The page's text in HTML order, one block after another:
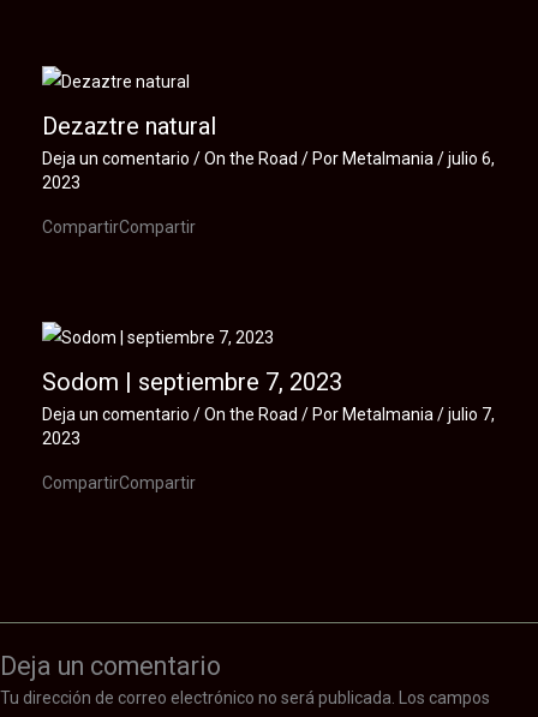
Dezaztre natural
Deja un comentario /On the Road / Por Metalmania /julio 6,
2023
CompartirCompartir
Sodom | septiembre 7, 2023
Deja un comentario /On the Road / Por Metalmania/julio 7,
2023
CompartirCompartir
Deja un comentario
Tu dirección de correo electrónico no será publicada.
Los campos